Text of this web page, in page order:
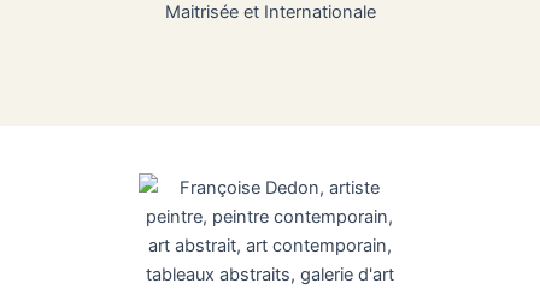
Maitrisée et Internationale